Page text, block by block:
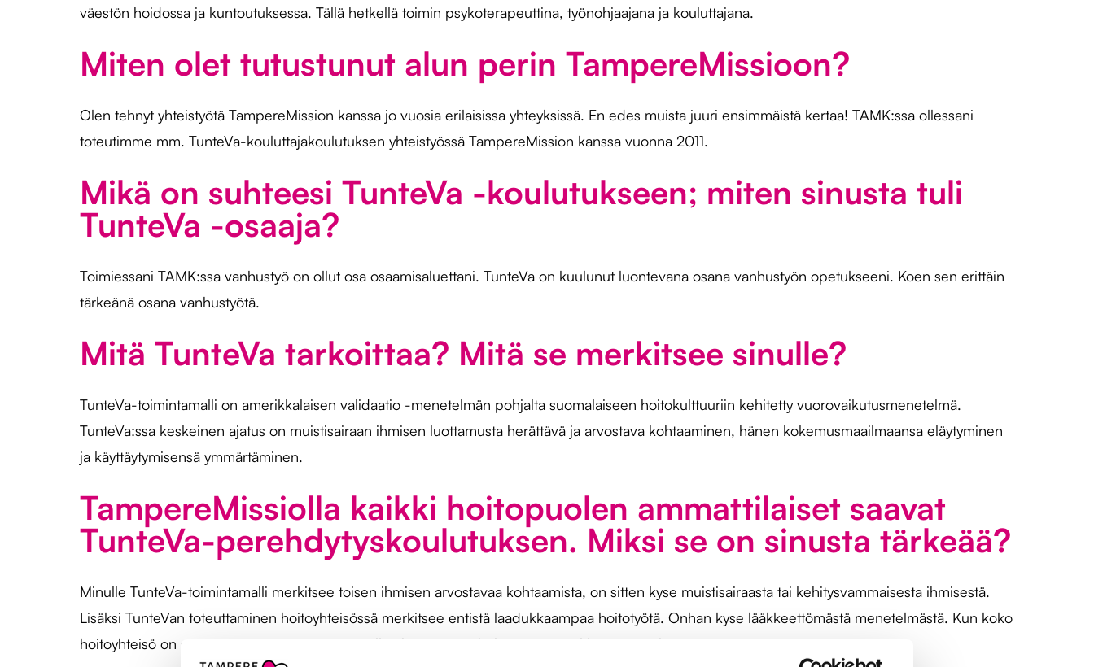
väestön hoidossa ja kuntoutuksessa. Tällä hetkellä toimin psykoterapeuttina, työnohjaajana ja kouluttajana.
Miten olet tutustunut alun perin TampereMissioon?
Olen tehnyt yhteistyötä TampereMission kanssa jo vuosia erilaisissa yhteyksissä. En edes muista juuri ensimmäistä kertaa! TAMK:ssa ollessani
toteutimme mm. TunteVa-kouluttajakoulutuksen yhteistyössä TampereMission kanssa vuonna 2011.
Mikä on suhteesi TunteVa -koulutukseen; miten sinusta tuli
TunteVa -osaaja?
Toimiessani TAMK:ssa vanhustyö on ollut osa osaamisaluettani. TunteVa on kuulunut luontevana osana vanhustyön opetukseeni. Koen sen erittäin
tärkeänä osana vanhustyötä.
Mitä TunteVa tarkoittaa? Mitä se merkitsee sinulle?
TunteVa-toimintamalli on amerikkalaisen validaatio -menetelmän pohjalta suomalaiseen hoitokulttuuriin kehitetty vuorovaikutusmenetelmä.
TunteVa:ssa keskeinen ajatus on muistisairaan ihmisen luottamusta herättävä ja arvostava kohtaaminen, hänen kokemusmaailmaansa eläytyminen
ja käyttäytymisensä ymmärtäminen.
TampereMissiolla kaikki hoitopuolen ammattilaiset saavat
TunteVa-perehdytyskoulutuksen. Miksi se on sinusta tärkeää?
Minulle TunteVa-toimintamalli merkitsee toisen ihmisen arvostavaa kohtaamista, on sitten kyse muistisairaasta tai kehitysvammaisesta ihmisestä.
Lisäksi TunteVan toteuttaminen hoitoyhteisössä merkitsee entistä laadukkaampaa hoitotyötä. Onhan kyse lääkkeettömästä menetelmästä. Kun koko
hoitoyhteisö on sisäistänyt Tunteva-toimintamallin, hoitajan työ helpottuu ja asukkaat voivat hyvin.